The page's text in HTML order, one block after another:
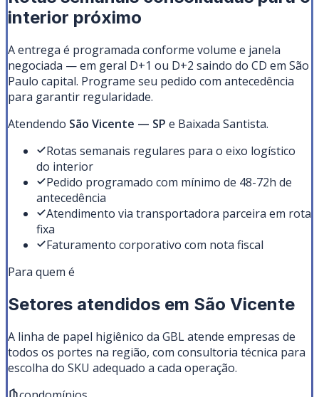
interior próximo
A entrega é programada conforme volume e janela
negociada — em geral D+1 ou D+2 saindo do CD em São
Paulo capital. Programe seu pedido com antecedência
para garantir regularidade.
Atendendo São Vicente — SP e Baixada Santista.
Rotas semanais regulares para o eixo logístico
do interior
Pedido programado com mínimo de 48-72h de
antecedência
Atendimento via transportadora parceira em rota
fixa
Faturamento corporativo com nota fiscal
Para quem é
Setores atendidos em São Vicente
A linha de papel higiênico da GBL atende empresas de
todos os portes na região, com consultoria técnica para
escolha do SKU adequado a cada operação.